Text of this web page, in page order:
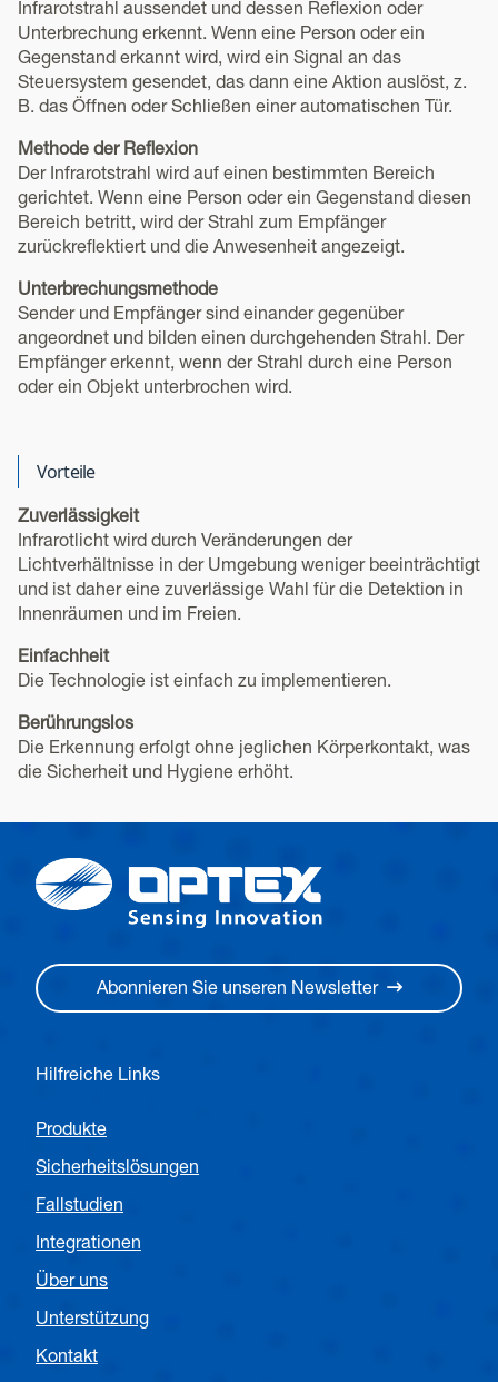
Infrarotstrahl aussendet und dessen Reflexion oder
Unterbrechung erkennt. Wenn eine Person oder ein
Gegenstand erkannt wird, wird ein Signal an das
Steuersystem gesendet, das dann eine Aktion auslöst, z.
B. das Öffnen oder Schließen einer automatischen Tür.
Methode der Reflexion
Der Infrarotstrahl wird auf einen bestimmten Bereich
gerichtet. Wenn eine Person oder ein Gegenstand diesen
Bereich betritt, wird der Strahl zum Empfänger
zurückreflektiert und die Anwesenheit angezeigt.
Unterbrechungsmethode
Sender und Empfänger sind einander gegenüber
angeordnet und bilden einen durchgehenden Strahl. Der
Empfänger erkennt, wenn der Strahl durch eine Person
oder ein Objekt unterbrochen wird.
Vorteile
Zuverlässigkeit
Infrarotlicht wird durch Veränderungen der
Lichtverhältnisse in der Umgebung weniger beeinträchtigt
und ist daher eine zuverlässige Wahl für die Detektion in
Innenräumen und im Freien.
Einfachheit
Die Technologie ist einfach zu implementieren.
Berührungslos
Die Erkennung erfolgt ohne jeglichen Körperkontakt, was
die Sicherheit und Hygiene erhöht.
Abonnieren Sie unseren Newsletter
Hilfreiche Links
Produkte
Sicherheitslösungen
Fallstudien
Integrationen
Über uns
Unterstützung
Kontakt